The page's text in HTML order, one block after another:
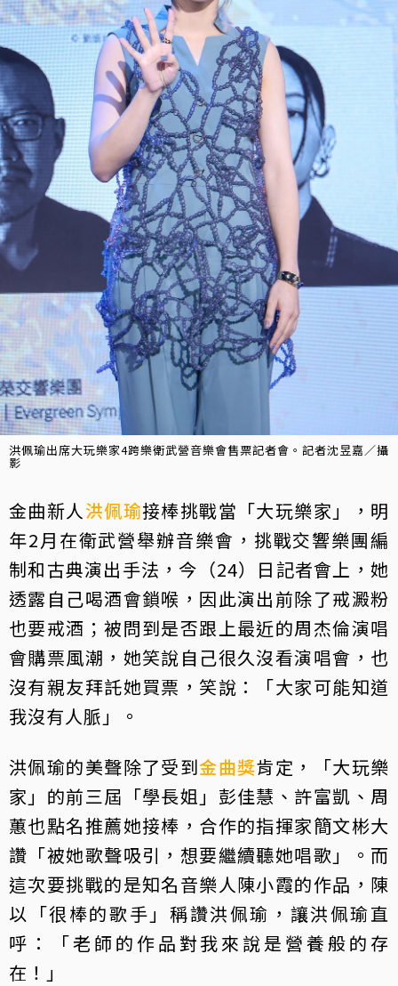
洪佩瑜出席大玩樂家4跨樂衛武營音樂會售票記者會。記者沈昱嘉／攝
影
金曲新人洪佩瑜接棒挑戰當「大玩樂家」，明
年2月在衛武營舉辦音樂會，挑戰交響樂團編
制和古典演出手法，今（24）日記者會上，她
透露自己喝酒會鎖喉，因此演出前除了戒澱粉
也要戒酒；被問到是否跟上最近的周杰倫演唱
會購票風潮，她笑說自己很久沒看演唱會，也
沒有親友拜託她買票，笑說：「大家可能知道
我沒有人脈」。
洪佩瑜的美聲除了受到金曲獎肯定，「大玩樂
家」的前三屆「學長姐」彭佳慧、許富凱、周
蕙也點名推薦她接棒，合作的指揮家簡文彬大
讚「被她歌聲吸引，想要繼續聽她唱歌」。而
這次要挑戰的是知名音樂人陳小霞的作品，陳
以「很棒的歌手」稱讚洪佩瑜，讓洪佩瑜直
呼：「老師的作品對我來說是營養般的存
在！」